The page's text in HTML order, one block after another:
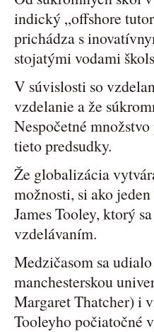
indický „offshore
prichádza s
stojatými vodami
V súvislosti so
vzdelanie a že
Nespočetné
tieto predsudky.
Že globalizácia
možnosti, si ako
James Tooley, ktorý
vzdelávaním.
Medzičasom sa
manchesterskou
Margaret Thatcher) i
Tooleyho počiatočné